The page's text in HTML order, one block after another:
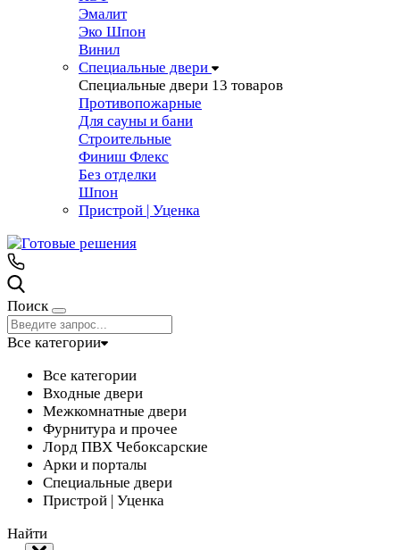
Эмалит
Эко Шпон
Винил
Специальные двери
Специальные двери 13 товаров
Противопожарные
Для сауны и бани
Строительные
Финиш Флекс
Без отделки
Шпон
Пристрой | Уценка
Поиск
Все категории
Все категории
Входные двери
Межкомнатные двери
Фурнитура и прочее
Лорд ПВХ Чебоксарские
Арки и порталы
Специальные двери
Пристрой | Уценка
Найти